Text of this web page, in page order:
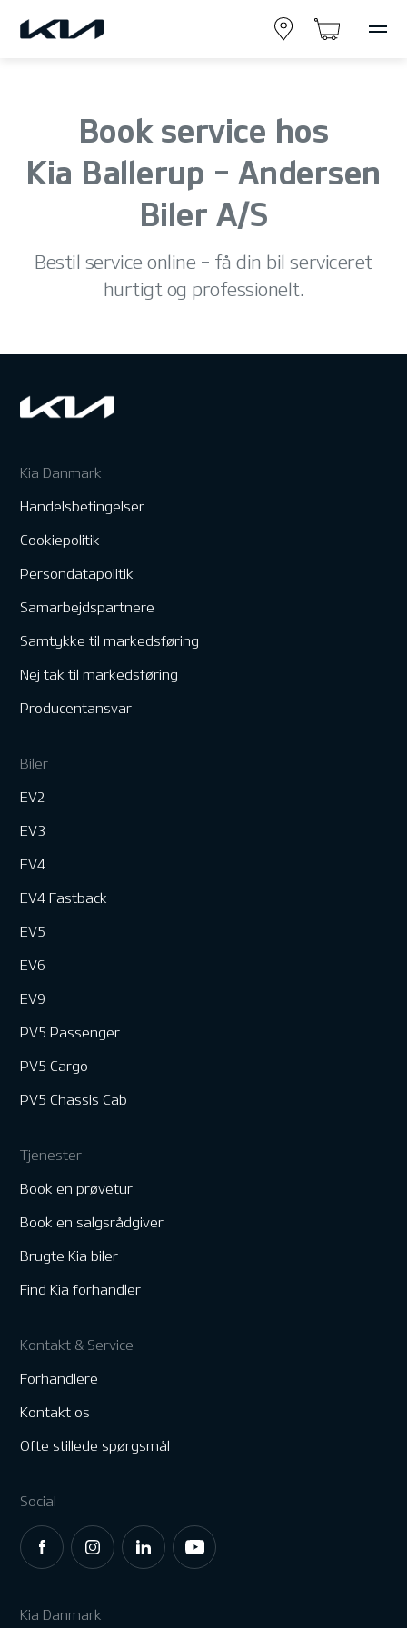
Book service hos
Kia Ballerup - Andersen
Biler A/S
Bestil service online – få din bil serviceret
hurtigt og professionelt.
Kia Danmark
Handelsbetingelser
Cookiepolitik
Persondatapolitik
Samarbejdspartnere
Samtykke til markedsføring
Nej tak til markedsføring
Producentansvar
Biler
EV2
EV3
EV4
EV4 Fastback
EV5
EV6
EV9
PV5 Passenger
PV5 Cargo
PV5 Chassis Cab
Tjenester
Book en prøvetur
Book en salgsrådgiver
Brugte Kia biler
Find Kia forhandler
Kontakt & Service
Forhandlere
Kontakt os
Ofte stillede spørgsmål
Social
Kia Danmark